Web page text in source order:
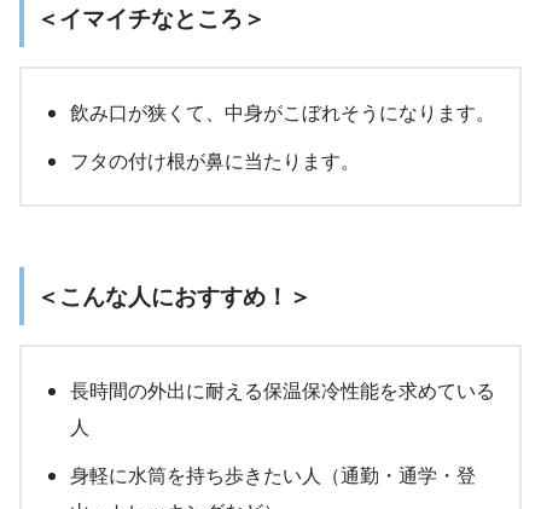
＜イマイチなところ＞
飲み口が狭くて、中身がこぼれそうになります。
フタの付け根が鼻に当たります。
＜こんな人におすすめ！＞
長時間の外出に耐える保温保冷性能を求めている
人
身軽に水筒を持ち歩きたい人（通勤・通学・登